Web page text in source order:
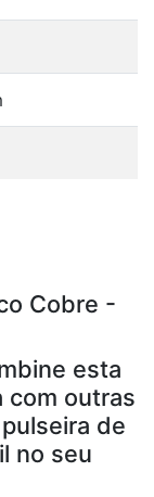
Cobre -
esta
com outras
de
no seu